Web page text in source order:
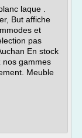
laque .
But affiche
et
pas
En stock
nos gammes
Meuble